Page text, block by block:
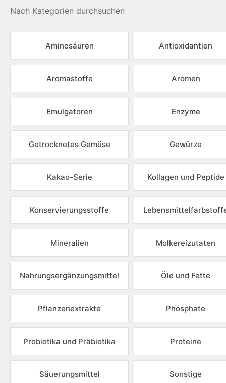
Nach Kategorien durchsuchen
Aminosäuren Antioxidantien
Aromastoffe Aromen
Emulgatoren Enzyme
Getrocknetes Gemüse Gewürze
Kakao-Serie Kollagen und Peptide
Konservierungsstoffe
Mineralien Molkereizutaten
Nahrungsergänzungsmittel Öle und Fette
Pflanzenextrakte Phosphate
Probiotika und Präbiotika Proteine
Säuerungsmittel Sonstige